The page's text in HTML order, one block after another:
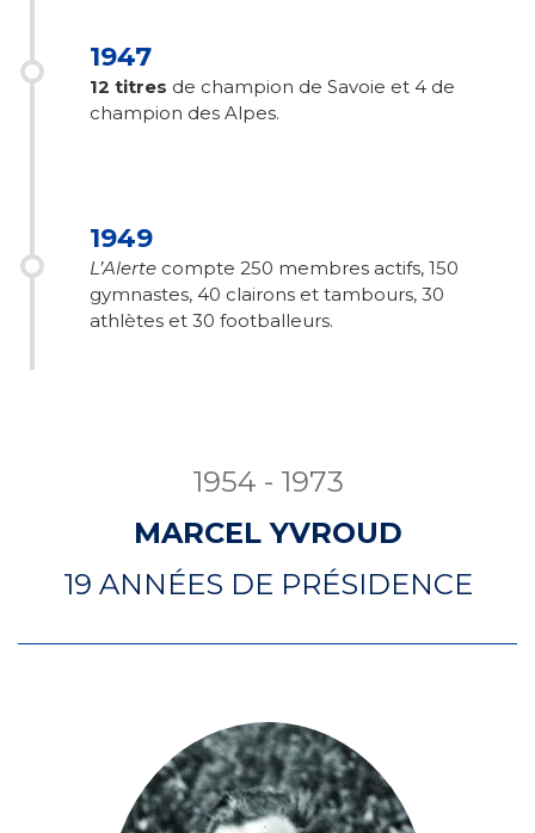
1947
12 titres de champion de Savoie et 4 de
champion des Alpes.
1949
L’Alerte compte 250 membres actifs, 150
gymnastes, 40 clairons et tambours, 30
athlètes et 30 footballeurs.
1954 - 1973
MARCEL YVROUD
19 ANNÉES DE PRÉSIDENCE